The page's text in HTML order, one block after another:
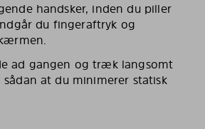
handsker, inden du piller
du fingeraftryk og
ad gangen og træk langsomt
at du minimerer statisk